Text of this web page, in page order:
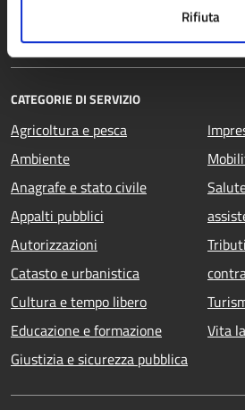
Rifiuta
CATEGORIE DI SERVIZIO
Agricoltura e pesca
Ambiente
Anagrafe e stato civile
Appalti pubblici
Autorizzazioni
Catasto e urbanistica
Cultura e tempo libero
Educazione e formazione
Giustizia e sicurezza pubblica
Vita